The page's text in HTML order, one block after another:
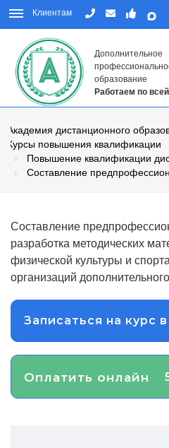
Клиентам
Дополнительное
образование
Работаем по
Академия дистанционного
Курсы повышения квалификации
Повышение квалификации
Составление
Составление
разработка методических
физической культуры и
организаций
Записаться на курс
Оплатить онлайн